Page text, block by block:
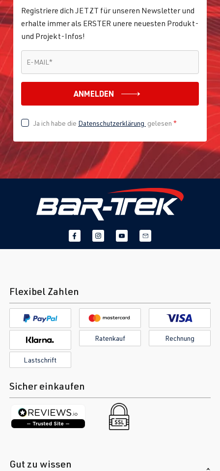
Registriere dich JETZT für unseren Newsletter und
erhalte immer als ERSTER unere neuesten Produkt-
und Projekt-Infos!
E-MAIL *
ANMELDEN
Ja ich habe die Datenschutzerklärung gelesen *
Flexibel Zahlen
Ratenkauf Rechnung
Lastschrift
Sicher einkaufen
Gut zu wissen